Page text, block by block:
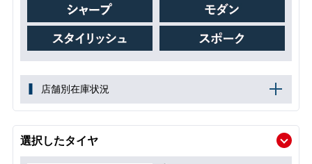
店舗別在庫状況
選択したタイヤ